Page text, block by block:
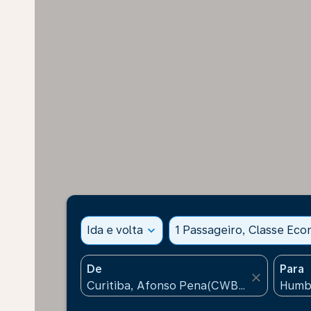
Ida e volta expand_more 1 Passageiro, Classe
De
close
Para